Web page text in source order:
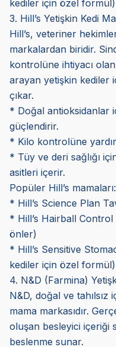
kediler için özel formül)
3. Hill’s Yetişkin Kedi
Hill’s, veteriner
markalardan biridir.
kontrolüne ihtiyacı
arayan yetişkin kediler
çıkar.
* Doğal antioksidanlar
güçlendirir.
* Kilo kontrolüne
* Tüy ve deri sağlığı
asitleri içerir.
Popüler Hill’s mamaları:
* Hill’s Science Plan
* Hill’s Hairball
önler)
* Hill’s Sensitive
kediler için özel formül)
4. N&D (Farmina)
N&D, doğal ve
mama markasıdır.
oluşan besleyici içeriği
beslenme sunar.